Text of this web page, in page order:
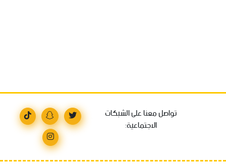
تواصل معنا على الشبكات
الاجتماعية: